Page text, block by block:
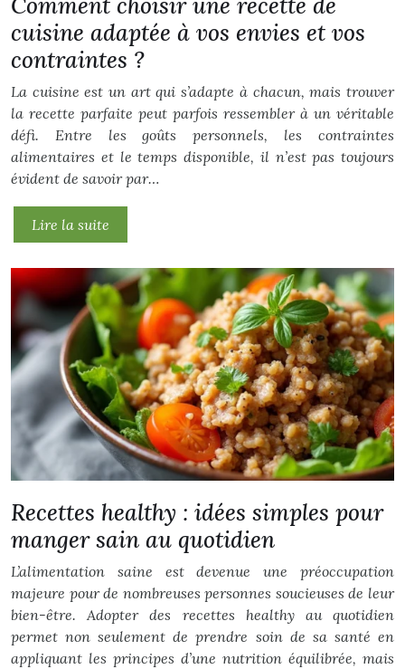
cuisine adaptée à vos envies et vos
contraintes ?
La cuisine est un art qui s’adapte à chacun, mais trouver
la recette parfaite peut parfois ressembler à un véritable
défi. Entre les goûts personnels, les contraintes
alimentaires et le temps disponible, il n’est pas toujours
évident de savoir par…
Lire la suite
Recettes healthy : idées simples pour
manger sain au quotidien
L’alimentation saine est devenue une préoccupation
majeure pour de nombreuses personnes soucieuses de leur
bien-être. Adopter des recettes healthy au quotidien
permet non seulement de prendre soin de sa santé en
appliquant les principes d’une nutrition équilibrée, mais